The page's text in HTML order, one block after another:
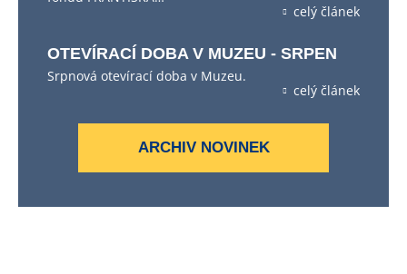
celý článek
OTEVÍRACÍ DOBA V MUZEU - SRPEN
Srpnová otevírací doba v Muzeu.
celý článek
ARCHIV NOVINEK